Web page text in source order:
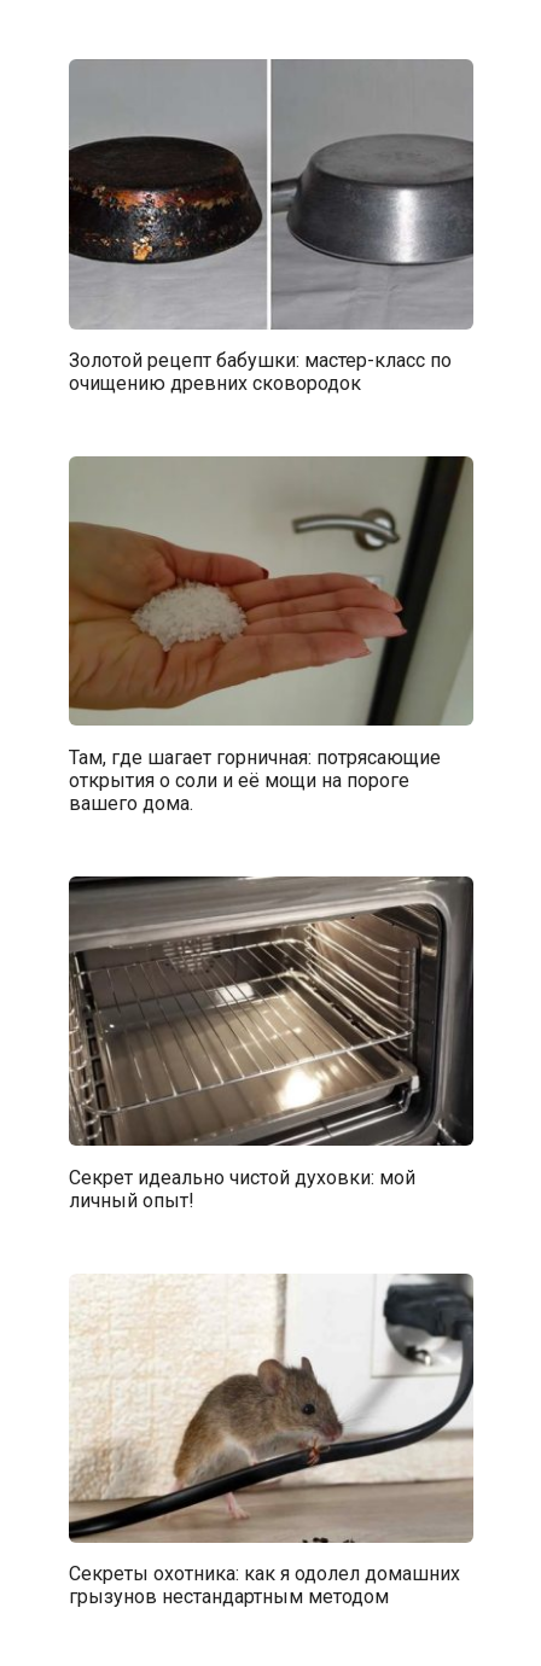
Золотой рецепт бабушки: мастер-класс по
очищению древних сковородок
Там, где шагает горничная: потрясающие
открытия о соли и её мощи на пороге
вашего дома.
Секрет идеально чистой духовки: мой
личный опыт!
Секреты охотника: как я одолел домашних
грызунов нестандартным методом